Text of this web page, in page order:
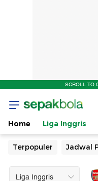
SCROLL TO
Home Liga Inggris
Terpopuler Jadwal